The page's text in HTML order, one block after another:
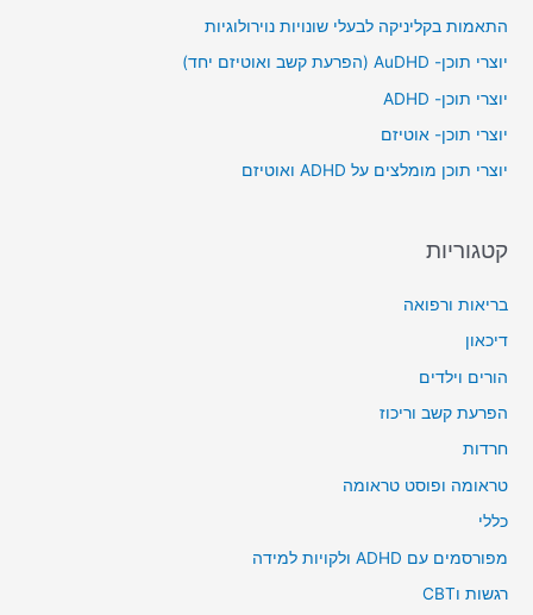
o
r
:
התאמות בקליניקה לבעלי שונויות נוירולוגיות
יוצרי תוכן- AuDHD (הפרעת קשב ואוטיזם יחד)
יוצרי תוכן- ADHD
יוצרי תוכן- אוטיזם
יוצרי תוכן מומלצים על ADHD ואוטיזם
קטגוריות
בריאות ורפואה
דיכאון
הורים וילדים
הפרעת קשב וריכוז
חרדות
טראומה ופוסט טראומה
כללי
מפורסמים עם ADHD ולקויות למידה
רגשות וCBT